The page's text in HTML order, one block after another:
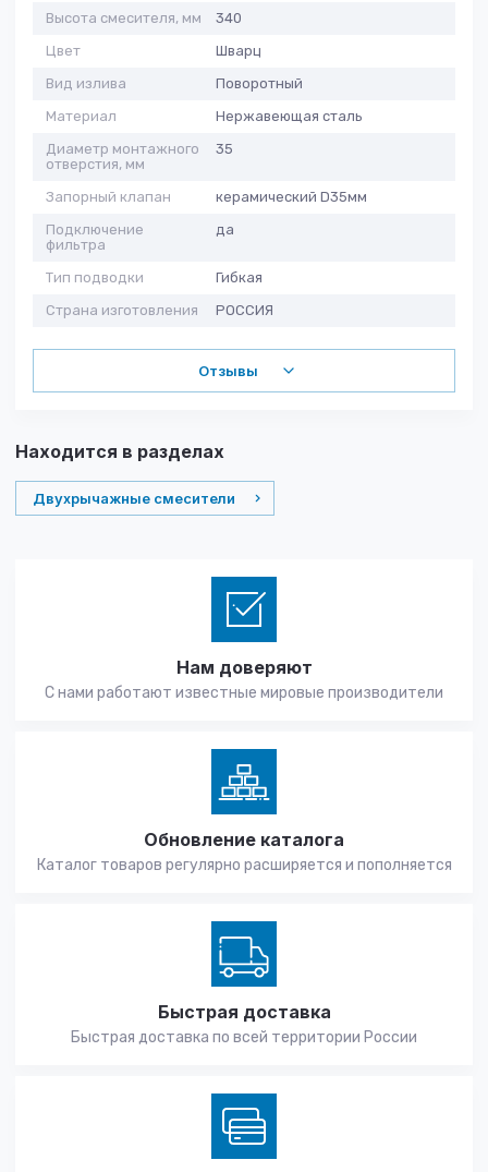
Высота смесителя, мм
340
Цвет
Шварц
Вид излива
Поворотный
Материал
Нержавеющая сталь
Диаметр монтажного
отверстия, мм
35
Запорный клапан
керамический D35мм
Подключение
фильтра
да
Тип подводки
Гибкая
Страна изготовления
РОССИЯ
Отзывы
Находится в разделах
Двухрычажные смесители
Нам доверяют
С нами работают известные мировые производители
Обновление каталога
Каталог товаров регулярно расширяется и пополняется
Быстрая доставка
Быстрая доставка по всей территории России